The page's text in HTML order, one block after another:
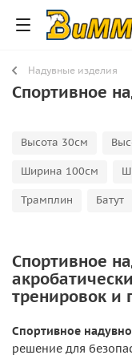
Надувные изделия
Спортивное
Высота 30см
Ширина 100см
Трамплин Батут
Спортивное
тренировок и
Спортивное
решение для